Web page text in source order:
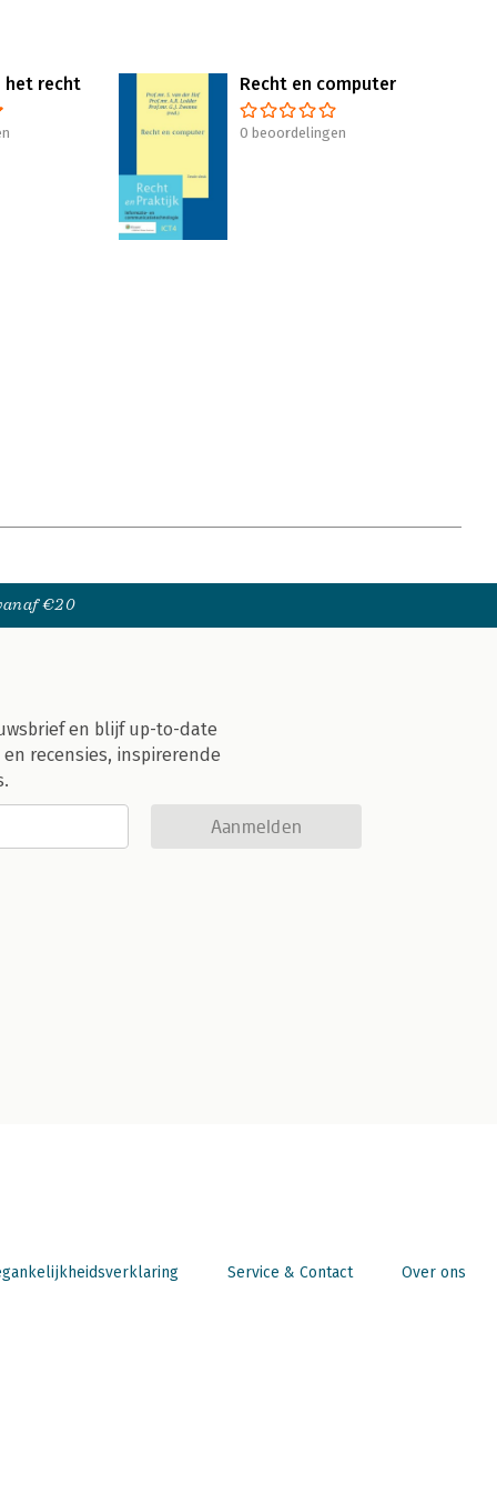
het recht Recht en computer
0 beoordelingen
€20
en blijf up-to-date
recensies, inspirerende
Aanmelden
Service & Contact Over ons